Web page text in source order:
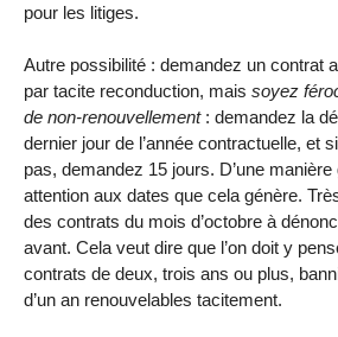
pour les litiges.
Autre possibilité : demandez un contrat
par tacite reconduction, mais soyez
de non-renouvellement: demandez la
dernier jour de l’année contractuelle, et
pas, demandez 15 jours. D’une manière
attention aux dates que cela génère.
des contrats du mois d’octobre à
avant. Cela veut dire que l’on doit y
contrats de deux, trois ans ou plus,
d’un an renouvelables tacitement.